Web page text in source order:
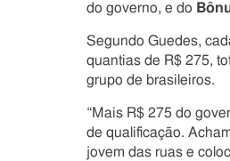
do governo, e do
Segundo Guedes,
quantias de R$ 275,
grupo de brasileiros.
“Mais R$ 275 do
de qualificação.
jovem das ruas e